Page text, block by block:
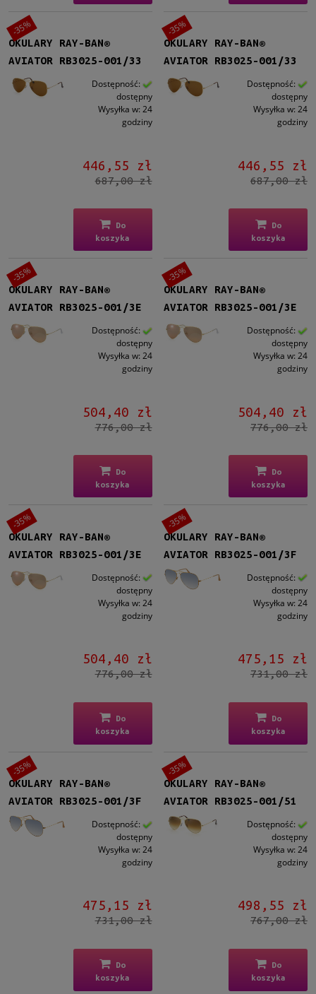
OKULARY RAY-BAN®
AVIATOR RB3025-001/33
Dostępność:
dostępny
Wysyłka w: 24
godziny
446,55 zł
687,00 zł
Do
koszyka
-35%
OKULARY RAY-BAN®
AVIATOR RB3025-001/33
Dostępność:
dostępny
Wysyłka w: 24
godziny
446,55 zł
687,00 zł
Do
koszyka
-35%
OKULARY RAY-BAN®
AVIATOR RB3025-001/3E
Dostępność:
dostępny
Wysyłka w: 24
godziny
504,40 zł
776,00 zł
Do
koszyka
-35%
OKULARY RAY-BAN®
AVIATOR RB3025-001/3E
Dostępność:
dostępny
Wysyłka w: 24
godziny
504,40 zł
776,00 zł
Do
koszyka
-35%
OKULARY RAY-BAN®
AVIATOR RB3025-001/3E
Dostępność:
dostępny
Wysyłka w: 24
godziny
504,40 zł
776,00 zł
Do
koszyka
-35%
OKULARY RAY-BAN®
AVIATOR RB3025-001/3F
Dostępność:
dostępny
Wysyłka w: 24
godziny
475,15 zł
731,00 zł
Do
koszyka
-35%
OKULARY RAY-BAN®
AVIATOR RB3025-001/3F
Dostępność:
dostępny
Wysyłka w: 24
godziny
475,15 zł
731,00 zł
Do
koszyka
-35%
OKULARY RAY-BAN®
AVIATOR RB3025-001/51
Dostępność:
dostępny
Wysyłka w: 24
godziny
498,55 zł
767,00 zł
Do
koszyka
-35%